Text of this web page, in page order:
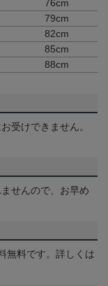
76cm
79cm
82cm
85cm
88cm
受けできません。
せんので、お早め
無料です。詳しくは